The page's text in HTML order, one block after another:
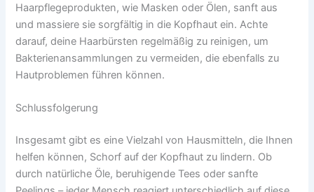
Haarpflegeprodukten, wie Masken oder Ölen, sanft aus
und massiere sie sorgfältig in die Kopfhaut ein. Achte
darauf, deine Haarbürsten regelmäßig zu reinigen, um
Bakterienansammlungen zu vermeiden, die ebenfalls zu
Hautproblemen führen können.
Schlussfolgerung
Insgesamt gibt es eine Vielzahl von Hausmitteln, die Ihnen
helfen können, Schorf auf der Kopfhaut zu lindern. Ob
durch natürliche Öle, beruhigende Tees oder sanfte